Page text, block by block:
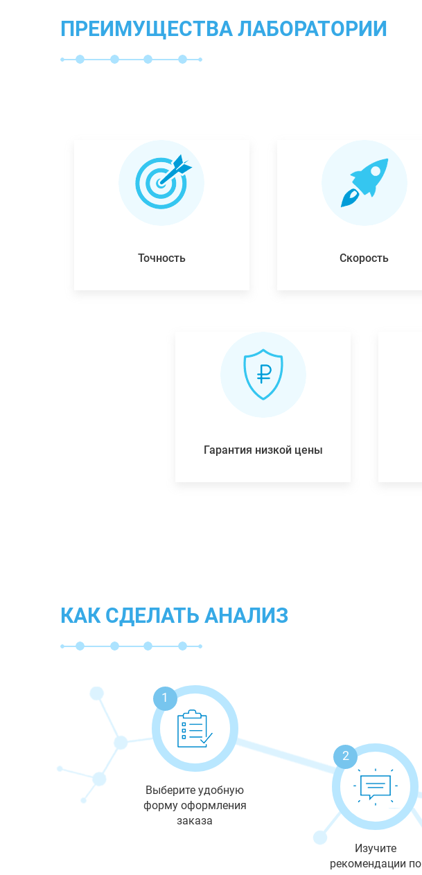
ПРЕИМУЩЕСТВА ЛАБОРАТОРИИ
Точность Скорость
Гарантия низкой цены
КАК СДЕЛАТЬ АНАЛИЗ
1
Выберите удобную
форму оформления
заказа
2
Изучите
рекомендации по